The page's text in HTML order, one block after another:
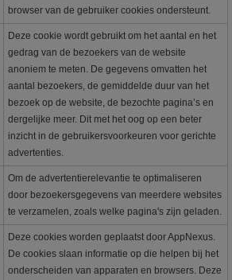
browser van de gebruiker cookies ondersteunt.
Deze cookie wordt gebruikt om het aantal en het
gedrag van de bezoekers van de website
anoniem te meten. De gegevens omvatten het
aantal bezoekers, de gemiddelde duur van het
bezoek op de website, de bezochte pagina’s en
dergelijke meer. Dit met het oog op een beter
inzicht in de gebruikersvoorkeuren voor gerichte
advertenties.
Om de advertentierelevantie te optimaliseren
door bezoekersgegevens van meerdere websites
te verzamelen, zoals welke pagina's zijn geladen.
Deze cookies worden geplaatst door AppNexus.
De cookies slaan informatie op die helpen bij het
onderscheiden van apparaten en browsers. Deze